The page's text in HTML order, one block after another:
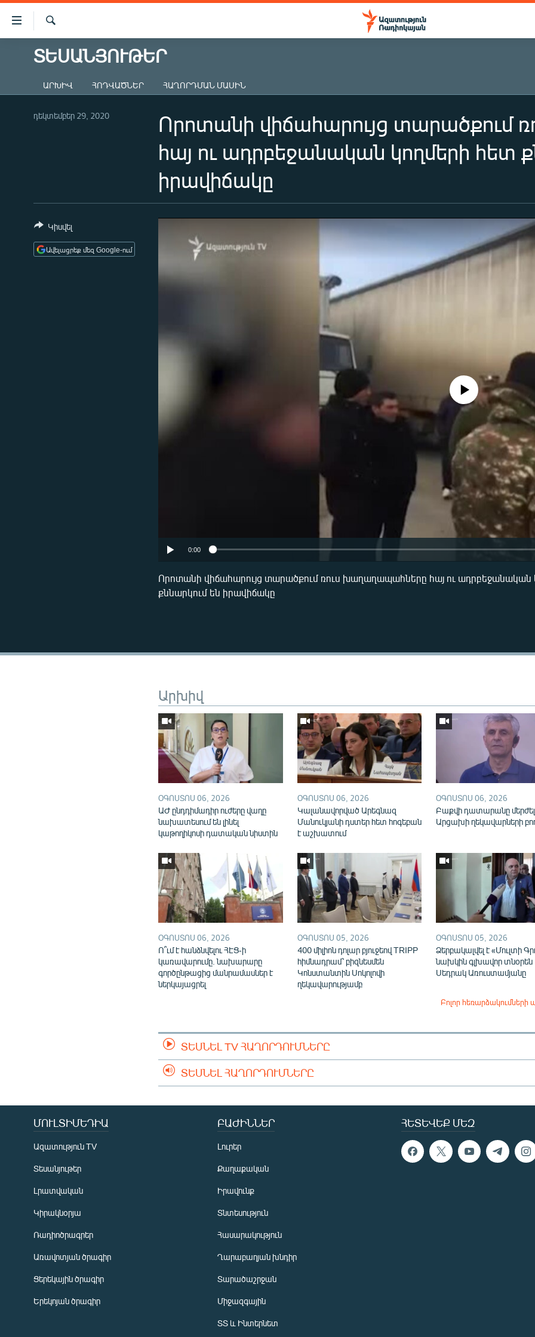
Մատչելիության
հղումներ
հիմնական
մենյուին
ԱԶԱՏՈՒԹՅՈՒՆ TV
ՔԱՂԱՔԱԿԱՆ
ԸՆՏՐՈՒԹՅՈՒՆՆԵՐ 2026
ՂԱՐԱԲԱՂ
ՊԱՏԵՐԱԶՄԻ 6 ՇԱԲԱԹՆԵՐԸ
ՏԱՐԱԾԱՇՐՋԱՆ
ՏԵՍԱՆՅՈՒԹԵՐ
ԱՐԽԻՎ ՀՈԴՎԱԾՆԵՐ ՀԱՂՈՐԴՄԱՆ ՄԱՍԻՆ
Որոտանի վիճահարույց տարածքում
հայ ու ադրբեջանական կողմերի հետ
իրավիճակը
դեկտեմբեր 29, 2020
240p 360p
No media source currently
0:00
Որոտանի վիճահարույց տարածքում ռուս խաղաղապահները հայ ու ադրբեջանական
քննարկում են իրավիճակը
Կիսվել
Ավելացրեք մեզ Google-ում
Արխիվ
ՕԳՈՍՏՈՍ 06, 2026
ԱԺ ընդդիմադիր ուժերը վաղը
նախատեսում են լինել
կաթողիկոսի դատական նիստին
ՕԳՈՍՏՈՍ 06, 2026
Կալանավորված Արեգնազ
Մանուկյանի դստեր հետ հոգեբան
է աշխատում
ՕԳՈՍՏՈՍ 06, 2026
Բաքվի դատարանը մերժել
Արցախի ղեկավարների
ՕԳՈՍՏՈՍ 06, 2026
Ո՞ւմ է հանձնվելու ՀԷՑ-ի
կառավարումը. նախարարը
գործընթացից մանրամասներ է
ներկայացրել
ՕԳՈՍՏՈՍ 05, 2026
400 միլիոն դոլար բյուջեով TRIPP
հիմնադրամ՝ բիզնեսմեն
Կոնստանտին Սոկոլովի
ղեկավարությամբ
ՕԳՈՍՏՈՍ 05, 2026
Ձերբակալվել է «Մուլտի
նախկին գլխավոր տնօրեն
Սեդրակ Առուստամյանը
Բոլոր հեռարձակումների
ՏԵՍՆԵԼ TV ՀԱՂՈՐԴՈՒՄՆԵՐԸ
ՏԵՍՆԵԼ ՀԱՂՈՐԴՈՒՄՆԵՐԸ
ՀԵՏԵՎԵՔ ՄԵԶ
ՄՈՒԼՏԻՄԵԴԻԱ
Ազատություն TV
Տեսանյութեր
Լրատվական
Կիրակնօրյա
Ռադիոծրագրեր
Առավոտյան ծրագիր
Ցերեկային ծրագիր
Երեկոյան ծրագիր
ԲԱԺԻՆՆԵՐ
Լուրեր
Քաղաքական
Իրավունք
Տնտեսություն
Հասարակություն
Ղարաբաղյան խնդիր
Տարածաշրջան
Միջազգային
ՏՏ և Ինտերնետ